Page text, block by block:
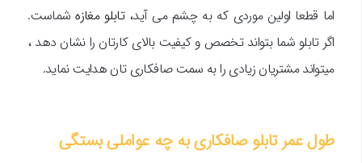
اما قطعا اولین موردی که به چشم می آید،تابلو مغازهشماست.
اگر تابلو شما بتواند تخصص و کیفیت بالای کارتان را نشان دهد ،
میتواند مشتریان زیادی را به سمت صافکاری تان هدایت نماید.
طول عمر تابلو صافکاری به چه عواملی بستگی